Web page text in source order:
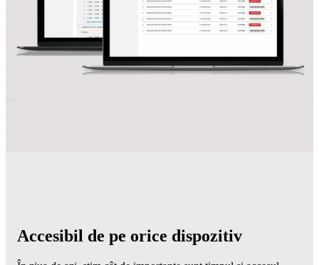
Accesibil de pe orice dispozitiv